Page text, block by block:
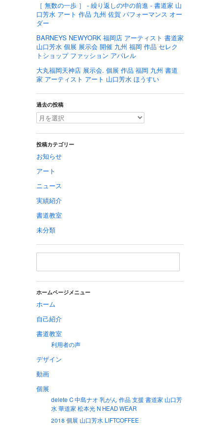
［ 無数の一歩 ］ - 繰り返しの中の前進 - 書道家 山
口芳水 アート 作品 九州 佐賀 パフォーマンス オー
ダー
BARNEYS NEWYORK 福岡店 アーティスト 書道家
山口芳水 個展 展示会 開催 九州 福岡 作品 セレク
トショップ ファッション アパレル
大丸福岡天神店 展示会. 個展 作品 福岡 九州 書道
家 アーティスト アート 山口芳水 ほうすい
過去の投稿
投稿カテゴリー
お知らせ
アート
ニュース
実績紹介
書道教室
未分類
ホームページメニュー
ホーム
自己紹介
書道教室
利用者の声
デザイン
動画
個展
delete C 中島ナオ 乳がん 作品 支援 書道家 山口芳
水 華道家 松本光 N HEAD WEAR
2018 個展 山口芳水 LIFTCOFFEE